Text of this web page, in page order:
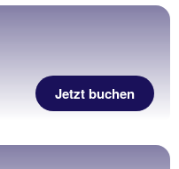
Jetzt buchen